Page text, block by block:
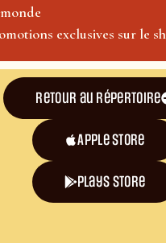
exclusives sur le
Retour au répertoire
Apple Store
plays store